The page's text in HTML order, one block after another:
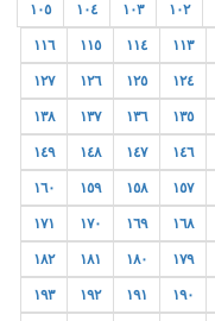
١٠٢ ١٠٣ ١٠٤ ١٠٥
١١٣ ١١٤ ١١٥ ١١٦
١٢٤ ١٢٥ ١٢٦ ١٢٧
١٣٥ ١٣٦ ١٣٧ ١٣٨
١٤٦ ١٤٧ ١٤٨ ١٤٩
١٥٧ ١٥٨ ١٥٩ ١٦٠
١٦٨ ١٦٩ ١٧٠ ١٧١
١٧٩ ١٨٠ ١٨١ ١٨٢
١٩٠ ١٩١ ١٩٢ ١٩٣